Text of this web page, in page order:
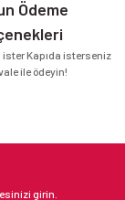
Ödeme
ister Kapıda isterseniz
ile ödeyin!